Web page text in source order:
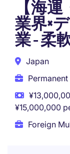
【海
業界×
業 - 柔
Japan
Permanent
¥15,000,000
Foreign